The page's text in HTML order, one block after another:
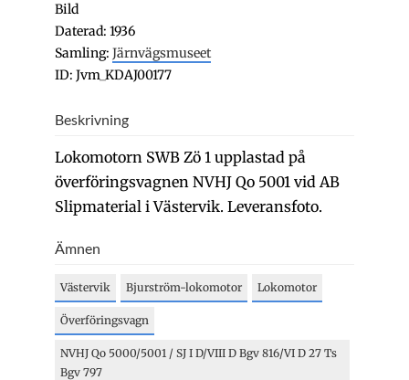
Bild
Daterad: 1936
Samling: Järnvägsmuseet
ID: Jvm_KDAJ00177
Beskrivning
Lokomotorn SWB Zö 1 upplastad på
överföringsvagnen NVHJ Qo 5001 vid AB
Slipmaterial i Västervik. Leveransfoto.
Ämnen
Västervik Bjurström-lokomotor Lokomotor
Överföringsvagn
NVHJ Qo 5000/5001 / SJ I D/VIII D Bgv 816/VI D 27 Ts
Bgv 797